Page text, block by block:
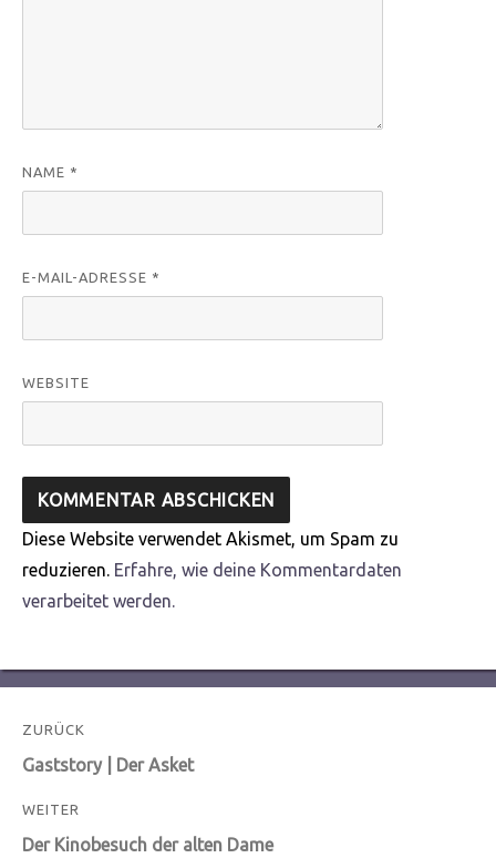
NAME *
E-MAIL-ADRESSE *
WEBSITE
Diese Website verwendet Akismet, um Spam zu
reduzieren. Erfahre, wie deine Kommentardaten
verarbeitet werden.
Beitragsnavigation
ZURÜCK
Vorheriger
Gaststory | Der Asket
WEITER
Nächster
Der Kinobesuch der alten Dame